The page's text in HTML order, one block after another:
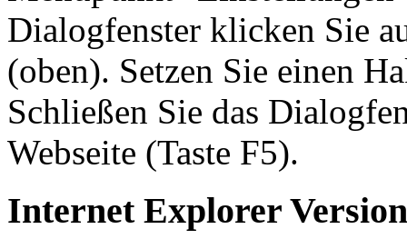
Dialogfenster klicken Sie
(oben). Setzen Sie einen
Schließen Sie das
Webseite (Taste F5).
Internet Explorer